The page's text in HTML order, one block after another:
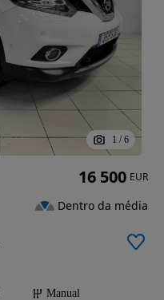
1 / 6
Manual
16 500 EUR
Dentro da média